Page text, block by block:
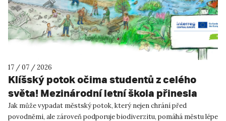
17 / 07 / 2026
Klíšský potok očima studentů z celého
světa! Mezinárodní letní škola přinesla
inspiraci pro Ústí nad Labem!
Jak může vypadat městský potok, který nejen chrání před
povodněmi, ale zároveň podporuje biodiverzitu, pomáhá městu lépe